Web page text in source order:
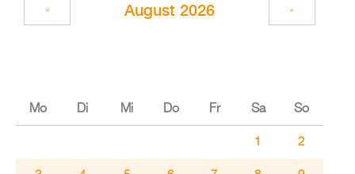
Au­gust 2026
« »
Mo Di Mi Do Fr Sa So
1 2